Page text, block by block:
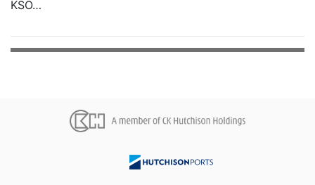
KSO…